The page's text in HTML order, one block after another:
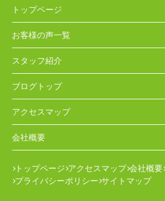
トップページ
お客様の声一覧
スタッフ紹介
ブログトップ
アクセスマップ
会社概要
トップページ アクセスマップ 会社概要
プライバシーポリシー サイトマップ